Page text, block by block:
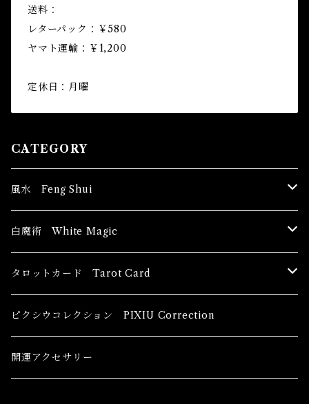
送料：
レターパック：￥580
ヤマト運輸：￥1,200
定休日：月曜
CATEGORY
風水 Feng Shui
ブッダ Buddha
恋愛運
健康運 Health
金運 Money
白魔術 White Magic
香油 Oils
恋愛 Love
金運 Money
キャンドル Candles
恋愛 Love
線香 Stick Incense
タロットカード Tarot Card
初心者向け For The Beginners
中級者向け
ピクシウコレクション PIXIU Correction
開運アクセサリー